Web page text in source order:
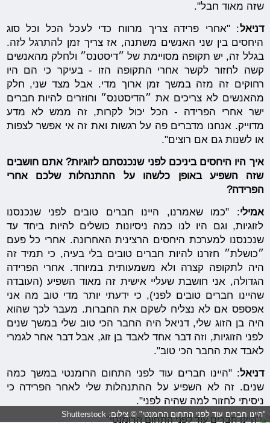
שזה מאוד חבל".
דניאל: "אחרי פרידה צריך מרווח כדי לעכל הכל וכל סוג
היחסים בין שני האנשים משתנה, אז צריך זמן להתרגל לזה.
בגלל זה, יש תקופה מסויימת של ״דיסטנס״ ולחלק מהאנשים
קשה לחזור לקשר אחרי התקופה הזו - בעיקר כי הם היו
רחוקים זה מזה במשך זמן ארוך מדי. אבל מצד שני, חלק
מהאנשים לא צריכים את ״הדיסטנס״ וחוזרים להיות חברים
ישר אחרי הפרידה - הכל יכול לקרות, זה ממש לא מדע
מדוייק. אנחנו מדברים פה על רגשות ואת זה אי אפשר לצפות
או לשנות גם אם רוצים".
איך היו היחסים ביניכם לפני שנכנסתם לזוגיות? אתם חושבים
שזה השפיע באופן כלשהו על ההתנהלות שלכם אחרי
הפרידה?
אמילי: "כמו שאמרנו, היינו חברים טובים לפני שנכנסנו
לזוגיות, וגם היו לנו כמה ניסיונות כושלים להיות ביחד עד
שנכנסנו למערכת היחסים הרצינית האחרונה. אחרי כל פעם
״כושלת״ חזרנו להיות חברים טובים בלי בעיה, כי תמיד זה
היה לתקופה קצרה ולא משמעותית במיוחד. אחרי הפרידה
הגדולה, אני חושבת שעליי אישית זה מאוד השפיע (העובדה
שהיינו חברים טובים לפני), כי ידעתי יותר מדי טוב מה אני
אפספס אם לא נצליח לשקם את החברות. מעבר לכך שהוא
היה בן הזוג שלי, דניאל היה החבר הכי טוב שלי במשך שנים
לפני הזוגיות, וזה דבר אחד לאבד בן זוג, אבל דבר אחר לגמרי
לאבד את החבר הכי טוב".
דניאל: "היינו חברים עוד לפני התחום הרומנטי במשך כמה
שנים. זה לא השפיע על ההתנהלות שלי לאחר הפרידה כי
ניסיתי לחזור למה שהיה לפני".
"היינו חברים עוד לפני התחום הרומנטי" © צילום: Shutterstock